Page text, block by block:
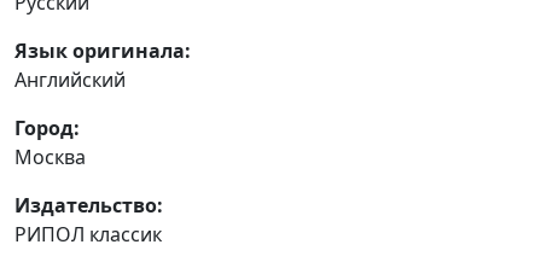
Язык оригинала:
Английский
Город:
Москва
Издательство:
РИПОЛ классик